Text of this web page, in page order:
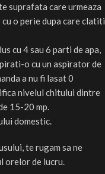
suprafata care urmeaza
o perie dupa care clatiti
cu 4 sau 6 parti de apa,
o cu un aspirator de
a nu fi lasat 0
nivelul chitului dintre
15-20 mp.
domestic.
te rugam sa ne
orelor de lucru.